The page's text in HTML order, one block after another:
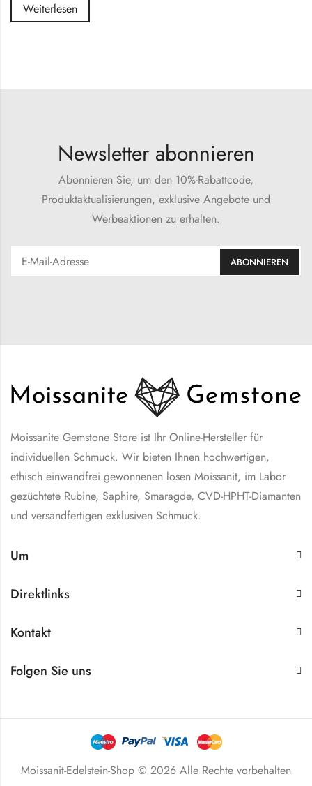
Weiterlesen
Newsletter abonnieren
Abonnieren Sie, um den 10%-Rabattcode,
Produktaktualisierungen, exklusive Angebote und
Werbeaktionen zu erhalten.
Moissanite Gemstone Store ist Ihr Online-Hersteller für
individuellen Schmuck. Wir bieten Ihnen hochwertigen,
ethisch einwandfrei gewonnenen losen Moissanit, im Labor
gezüchtete Rubine, Saphire, Smaragde, CVD-HPHT-Diamanten
und versandfertigen exklusiven Schmuck.
Um
Direktlinks
Kontakt
Folgen Sie uns
Moissanit-Edelstein-Shop © 2026 Alle Rechte vorbehalten